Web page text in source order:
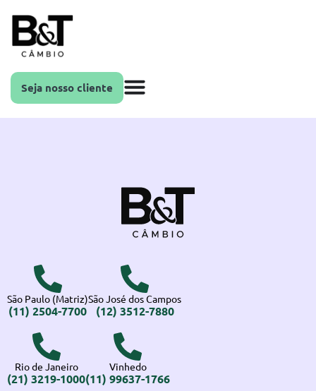
Seja nosso cliente
São Paulo (Matriz)
(11) 2504-7700
São José dos Campos
(12) 3512-7880
Rio de Janeiro
(21) 3219-1000
Vinhedo
(11) 99637-1766